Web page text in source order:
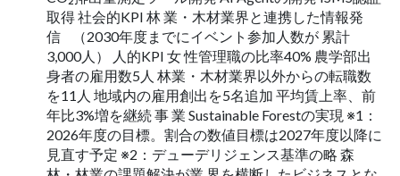
取得 社会的KPI 林 業・木材業界と連携した情報発
信 （2030年度までにイベント参加人数が 累計
3,000人） 人的KPI 女 性管理職の比率40% 農学部出
身者の雇用数5人 林業・木材業界以外からの転職数
を11人 地域内の雇用創出を5名追加 平均賃上率、前
年比3%増を継続 事 業 Sustainable Forestの実現 ※1：
2026年度の目標。割合の数値目標は2027年度以降に
見直す予定 ※2：デューデリジェンス基準の略 森